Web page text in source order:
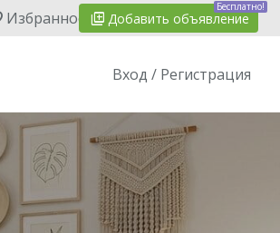
Избранное Добавить объявление
Бесплатно!
Вход / Регистрация